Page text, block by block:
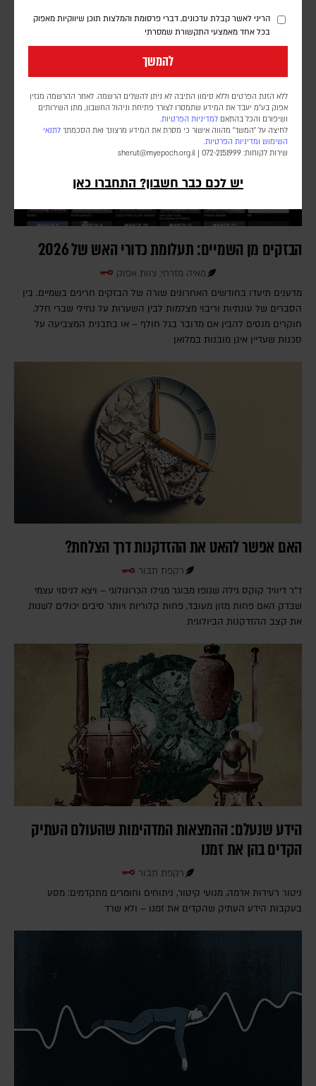
הריני לאשר קבלת עדכונים, דברי פרסומת והמלצות תוכן שיווקיות מאפוק
בכל אחד מאמצעי התקשורת שמסרתי
להמשך
ללא הזנת הפרטים וללא סימון התיבה לא ניתן להשלים הרשמה. לאחר ההרשמה מגזין
אפוק בע״מ יעבד את המידע שתמסרו לצורך פתיחת וניהול החשבון, מתן השירותים
ושיפורם והכל בהתאם למדיניות הפרטיות.
לחיצה על "המשך" מהווה אישור כי מסרת את המידע מרצונך ואת הסכמתך לתנאי
השימוש ומדיניות הפרטיות.
שירות לקוחות: 072-2151999 |
sherut@myepoch.org.il
יש לכם כבר חשבון? התחברו כאן
יותר: להסיק מהפנים רגשות, אישיות ואפילו עמדות פוליטיות. אבל בין זיהוי
הבזקים מן השמיים: תעלומת כדורי האש של 2026
מאיה מזרחי, צוות אפוק
מדענים תיעדו בחודשים האחרונים שורה של הבזקים חריגים בשמיים. בין
הסברים של עונתיות וריבוי מצלמות לבין השערות על נחילי שברי חלל,
חוקרים מנסים להבין אם מדובר בגל חולף – או בתבנית המצביעה על
סכנות שעדיין אינן מובנות במלואן
האם אפשר להאט את ההזדקנות דרך הצלחת?
רקפת תבור
ד"ר דיוויד קוקס גילה שגופו מבוגר מגילו הכרונולוגי – ויצא לניסוי עצמי
שבדק האם פחות מזון מעובד, פחות קלוריות ויותר סיבים יכולים לשנות
את קצב ההזדקנות הביולוגית
הידע שנעלם: ההמצאות המדהימות שהעולם העתיק
הקדים בהן את זמנו
רקפת תבור
ניטור רעידות אדמה, מנועי קיטור, ניתוחים וחומרים מתקדמים: מסע
בעקבות הידע העתיק שהקדים את זמנו – ולא שרד